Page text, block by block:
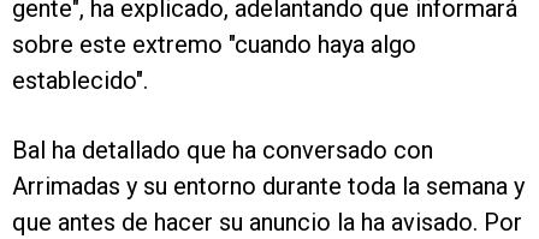
gente", ha explicado, adelantando que informará
sobre este extremo "cuando haya algo
establecido".
Bal ha detallado que ha conversado con
Arrimadas y su entorno durante toda la semana y
que antes de hacer su anuncio la ha avisado. Por